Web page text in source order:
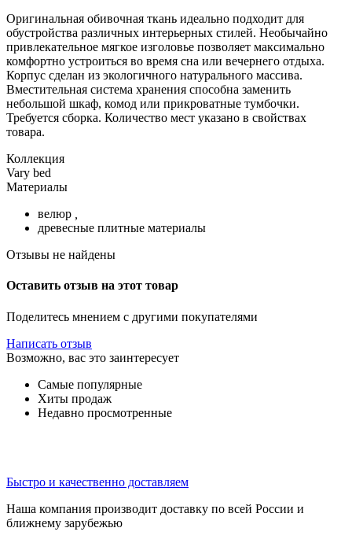
Оригинальная обивочная ткань идеально подходит для
обустройства различных интерьерных стилей. Необычайно
привлекательное мягкое изголовье позволяет максимально
комфортно устроиться во время сна или вечернего отдыха.
Корпус сделан из экологичного натурального массива.
Вместительная система хранения способна заменить
небольшой шкаф, комод или прикроватные тумбочки.
Требуется сборка. Количество мест указано в свойствах
товара.
Коллекция
Vary bed
Материалы
велюр
древесные плитные материалы
Отзывы не найдены
Оставить отзыв на этот товар
Поделитесь мнением с другими покупателями
Написать отзыв
Возможно, вас это заинтересует
Самые популярные
Хиты продаж
Недавно просмотренные
Быстро и качественно доставляем
Наша компания производит доставку по всей России и
ближнему зарубежью